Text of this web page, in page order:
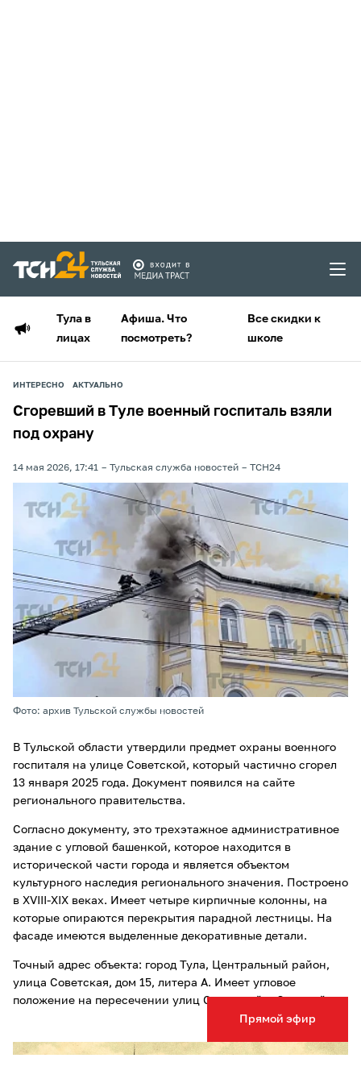
Тула в
лицах
Афиша. Что
посмотреть?
Все скидки к
школе
Прямой эфир
ИНТЕРЕСНО АКТУАЛЬНО
Сгоревший в Туле военный госпиталь взяли
под охрану
14 мая 2026, 17:41 Тульская служба новостей ТСН24
Фото: архив Тульской службы новостей
В Тульской области утвердили предмет охраны военного
госпиталя на улице Советской, который частично сгорел
13 января 2025 года. Документ появился на сайте
регионального правительства.
Согласно документу, это трехэтажное административное
здание с угловой башенкой, которое находится в
исторической части города и является объектом
культурного наследия регионального значения. Построено
в XVIII-XIX веках. Имеет четыре кирпичные колонны, на
которые опираются перекрытия парадной лестницы. На
фасаде имеются выделенные декоративные детали.
Точный адрес объекта: город Тула, Центральный район,
улица Советская, дом 15, литера А. Имеет угловое
положение на пересечении улиц Советской и Союзной.